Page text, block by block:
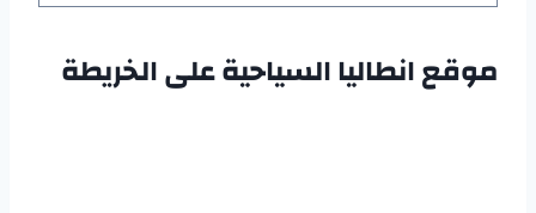
موقع انطاليا السياحية على الخريطة